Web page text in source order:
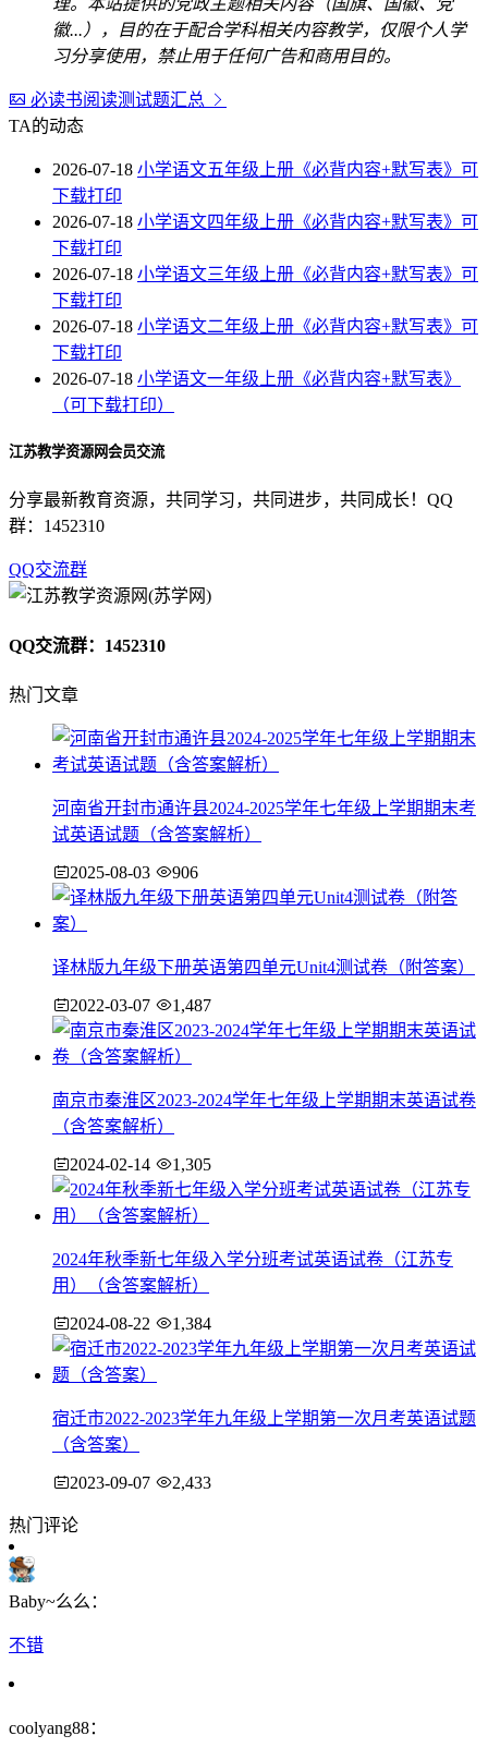
理。本站提供的党政主题相关内容（国旗、国徽、党
徽...），目的在于配合学科相关内容教学，仅限个人学
习分享使用，禁止用于任何广告和商用目的。
必读书阅读测试题汇总
TA的动态
2026-07-18 小学语文五年级上册《必背内容+默写表》可
下载打印
2026-07-18 小学语文四年级上册《必背内容+默写表》可
下载打印
2026-07-18 小学语文三年级上册《必背内容+默写表》可
下载打印
2026-07-18 小学语文二年级上册《必背内容+默写表》可
下载打印
2026-07-18 小学语文一年级上册《必背内容+默写表》
（可下载打印）
江苏教学资源网会员交流
分享最新教育资源，共同学习，共同进步，共同成长！QQ
群：1452310
QQ交流群
QQ交流群：1452310
热门文章
河南省开封市通许县2024-2025学年七年级上学期期末考
试英语试题（含答案解析）
2025-08-03 906
译林版九年级下册英语第四单元Unit4测试卷（附答案）
2022-03-07 1,487
南京市秦淮区2023-2024学年七年级上学期期末英语试卷
（含答案解析）
2024-02-14 1,305
2024年秋季新七年级入学分班考试英语试卷（江苏专
用）（含答案解析）
2024-08-22 1,384
宿迁市2022-2023学年九年级上学期第一次月考英语试题
（含答案）
2023-09-07 2,433
热门评论
Baby~么么：
不错
coolyang88：